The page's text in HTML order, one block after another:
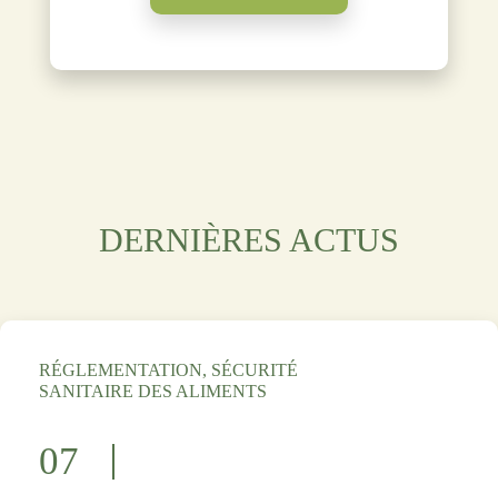
DERNIÈRES ACTUS
RÉGLEMENTATION, SÉCURITÉ
SANITAIRE DES ALIMENTS
07